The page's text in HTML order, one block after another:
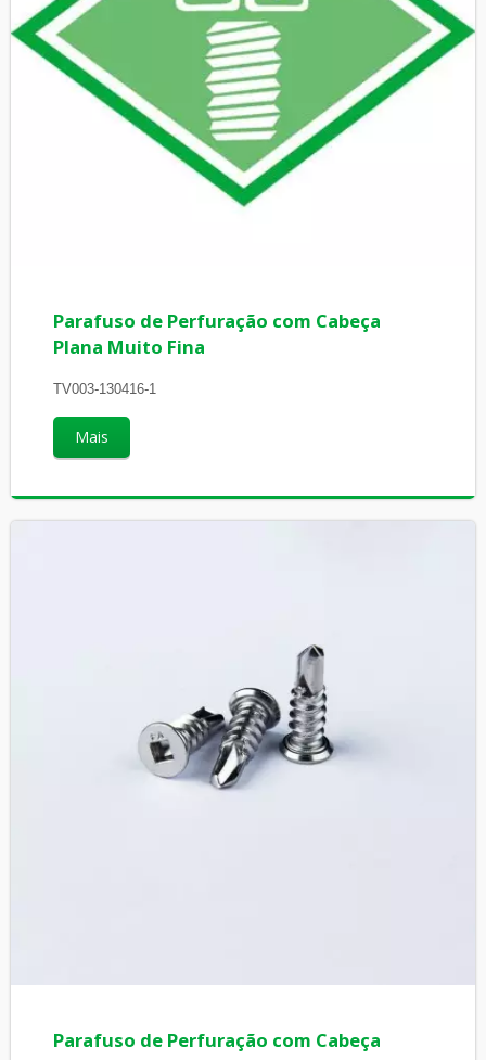
Parafuso de Perfuração com Cabeça
Plana Muito Fina
TV003-130416-1
Mais
Parafuso de Perfuração com Cabeça